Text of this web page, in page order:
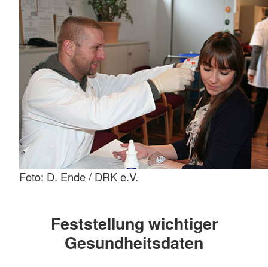
Foto: D. Ende / DRK e.V.
Feststellung wichtiger
Gesundheitsdaten